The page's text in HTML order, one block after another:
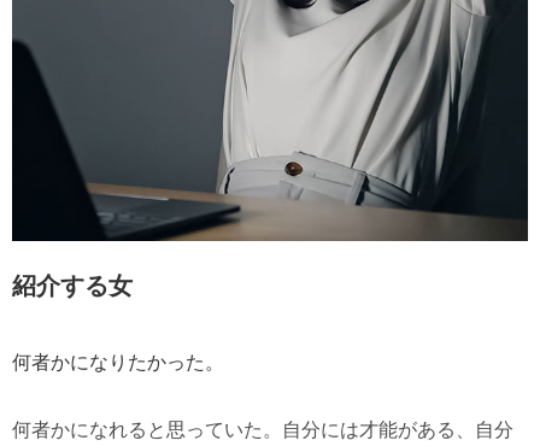
紹介する女
何者かになりたかった。
何者かになれると思っていた。自分には才能がある、自分